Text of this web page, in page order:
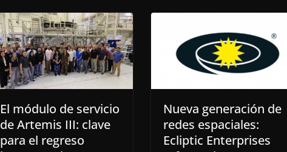
El módulo de servicio
de Artemis III: clave
para el regreso
Nueva generación de
redes espaciales:
Ecliptic Enterprises